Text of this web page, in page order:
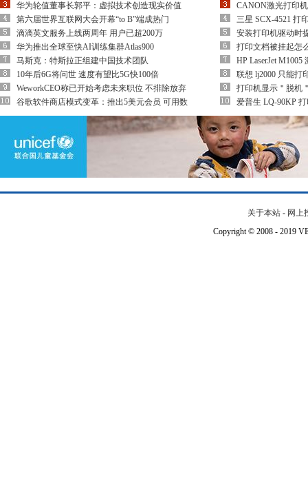
华为轮值董事长郭平：虚拟技术创造现实价值
第六届世界互联网大会开幕“to B”端成热门
滴滴英文服务上线两周年 用户已超200万
华为推出全球至快AI训练集群Atlas900
马斯克：特斯拉正组建中国技术团队
10年后6G将问世 速度有望比5G快100倍
WeworkCEO称已开始考虑未来职位 不排除放弃
谷歌软件商店模式变革：推出5美元会员 可用数
CANON激光打印
三星 SCX-4521 打
安装打印机驱动时
打印文档被挂起怎
HP LaserJet
联想 lj2000 只能打
打印机显示＂脱机
爱普生 LQ-90KP
关于本站 - 网上
Copyright © 2008 - 2019